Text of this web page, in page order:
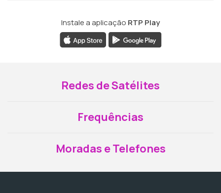
Instale a aplicação RTP Play
Redes de Satélites
Frequências
Moradas e Telefones